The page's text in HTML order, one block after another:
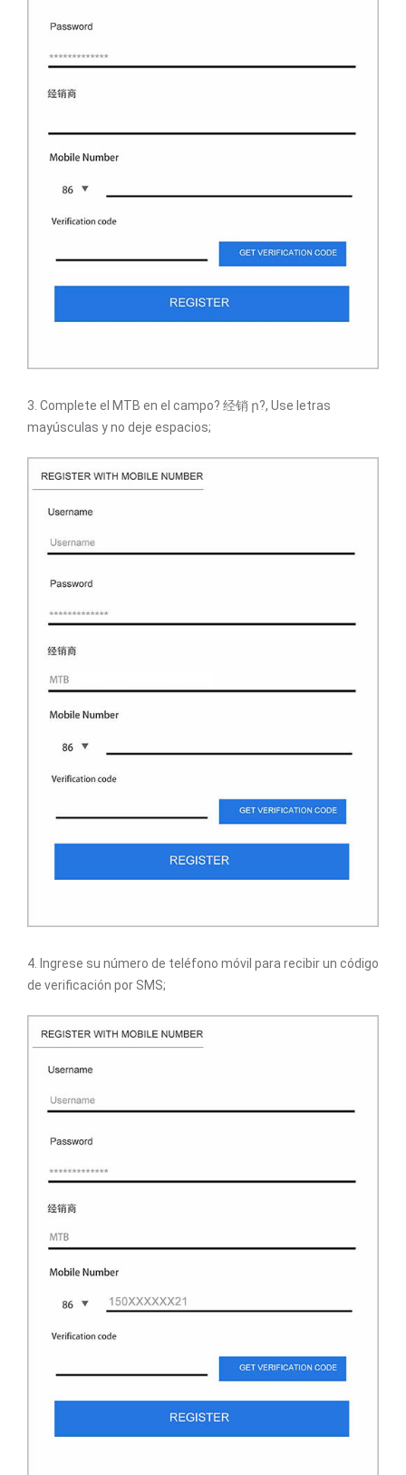
3. Complete el MTB en el campo? 经销 ր?, Use letras
mayúsculas y no deje espacios;
4. Ingrese su número de teléfono móvil para recibir un código
de verificación por SMS;